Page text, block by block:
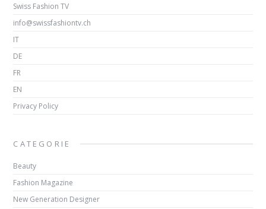
Swiss Fashion TV
info@swissfashiontv.ch
IT
DE
FR
EN
Privacy Policy
CATEGORIE
Beauty
Fashion Magazine
New Generation Designer